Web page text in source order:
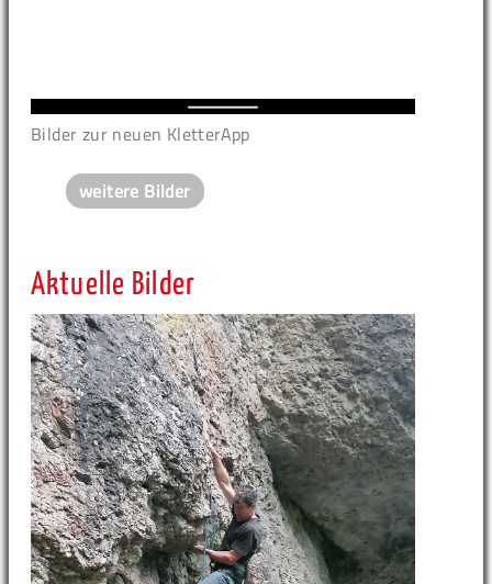
Bilder zur neuen KletterApp
weitere Bilder
Aktuelle Bilder